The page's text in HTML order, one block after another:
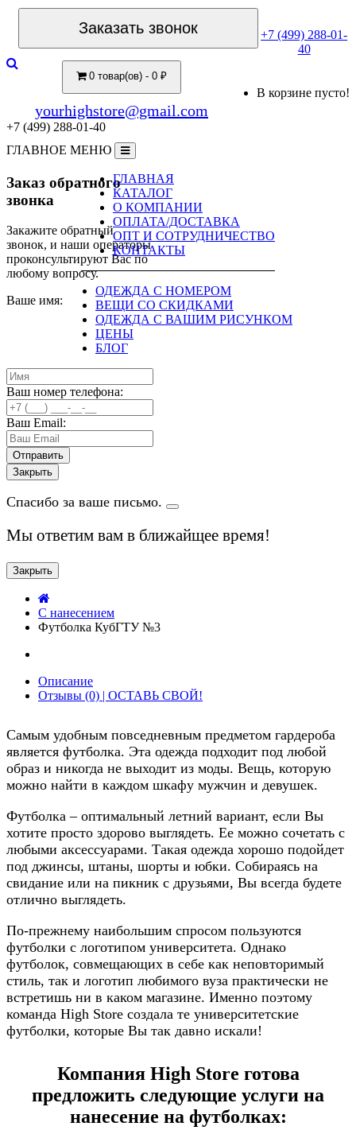
Заказать звонок
+7 (499) 288-01-
40
0 товар(ов) - 0 ₽
В корзине пусто!
yourhighstore@gmail.com
+7 (499) 288-01-40
ГЛАВНОЕ МЕНЮ
ГЛАВНАЯ
КАТАЛОГ
О КОМПАНИИ
ОПЛАТА/ДОСТАВКА
ОПТ И СОТРУДНИЧЕСТВО
КОНТАКТЫ
ОДЕЖДА С НОМЕРОМ
ВЕЩИ СО СКИДКАМИ
ОДЕЖДА С ВАШИМ РИСУНКОМ
ЦЕНЫ
БЛОГ
Заказ обратного
звонка
Закажите обратный
звонок, и наши операторы
проконсультируют Вас по
любому вопросу.
Ваше имя:
Ваш номер телефона:
Ваш Email:
Закрыть
Спасибо за ваше письмо.
Мы ответим вам в ближайщее время!
Закрыть
C нанесением
Футболка КубГТУ №3
Описание
Отзывы (0) | ОСТАВЬ СВОЙ!
Самым удобным повседневным предметом гардероба
является футболка. Эта одежда подходит под любой
образ и никогда не выходит из моды. Вещь, которую
можно найти в каждом шкафу мужчин и девушек.
Футболка – оптимальный летний вариант, если Вы
хотите просто здорово выглядеть. Ее можно сочетать с
любыми аксессуарами. Такая одежда хорошо подойдет
под джинсы, штаны, шорты и юбки. Собираясь на
свидание или на пикник с друзьями, Вы всегда будете
отлично выглядеть.
По-прежнему наибольшим спросом пользуются
футболки с логотипом университета. Однако
футболок, совмещающих в себе как неповторимый
стиль, так и логотип любимого вуза практически не
встретишь ни в каком магазине. Именно поэтому
команда High Store создала те университетские
футболки, которые Вы так давно искали!
Компания High Store готова
предложить следующие услуги на
нанесение на футболках: